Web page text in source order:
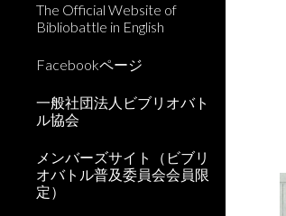
The Official Website of
Bibliobattle in English
Facebookページ
一般社団法人ビブリオバト
ル協会
メンバーズサイト（ビブリ
オバトル普及委員会会員限
定）